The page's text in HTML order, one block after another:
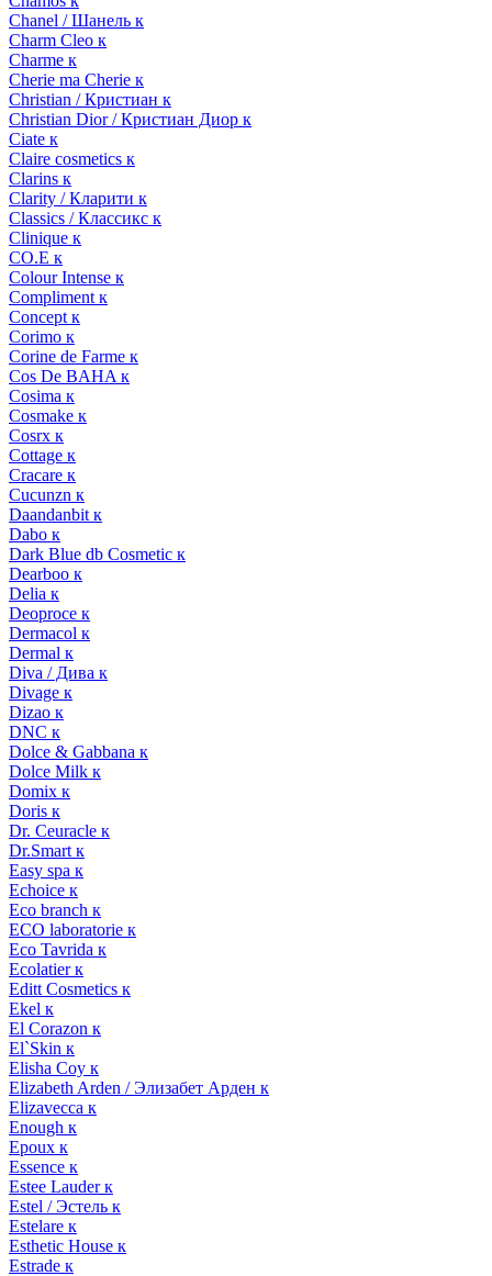
Chanel / Шанель к
Charm Cleo к
Charme к
Cherie ma Cherie к
Christian / Кристиан к
Christian Dior / Кристиан Диор к
Ciate к
Claire cosmetics к
Clarins к
Clarity / Кларити к
Classics / Классикс к
Clinique к
CO.E к
Colour Intense к
Compliment к
Concept к
Corimo к
Corine de Farme к
Cos De BAHA к
Cosima к
Cosmake к
Cosrx к
Cottage к
Cracare к
Cucunzn к
Daandanbit к
Dabo к
Dark Blue db Cosmetic к
Dearboo к
Delia к
Deoproce к
Dermacol к
Dermal к
Diva / Дива к
Divage к
Dizao к
DNC к
Dolce & Gabbana к
Dolce Milk к
Domix к
Doris к
Dr. Ceuracle к
Dr.Smart к
Easy spa к
Echoice к
Eco branch к
ECO laboratorie к
Eco Tavrida к
Ecolatier к
Editt Cosmetics к
Ekel к
El Corazon к
El`Skin к
Elisha Coy к
Elizabeth Arden / Элизабет Арден к
Elizavecca к
Enough к
Epoux к
Essence к
Estee Lauder к
Estel / Эстель к
Estelare к
Esthetic House к
Estrade к